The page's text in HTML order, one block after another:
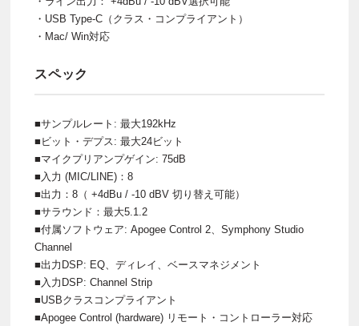
・USB Type-C（クラス・コンプライアント）
・Mac/ Win対応
スペック
■サンプルレート: 最大192kHz
■ビット・デプス: 最大24ビット
■マイクプリアンプゲイン: 75dB
■入力 (MIC/LINE)：8
■出力：8（ +4dBu / -10 dBV 切り替え可能）
■サラウンド：最大5.1.2
■付属ソフトウェア: Apogee Control 2、Symphony Studio
Channel
■出力DSP: EQ、ディレイ、ベースマネジメント
■入力DSP: Channel Strip
■USBクラスコンプライアント
■Apogee Control (hardware) リモート・コントローラー対応